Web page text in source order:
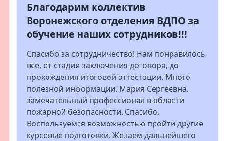
Благодарим коллектив
Воронежского отделения ВДПО за
обучение наших сотрудников!!!
Спасибо за сотрудничество! Нам понравилось
все, от стадии заключения договора, до
прохождения итоговой аттестации. Много
полезной информации. Мария Сергеевна,
замечательный профессионал в области
пожарной безопасности. Спасибо.
Воспользуемся возможностью пройти другие
курсовые подготовки. Желаем дальнейшего